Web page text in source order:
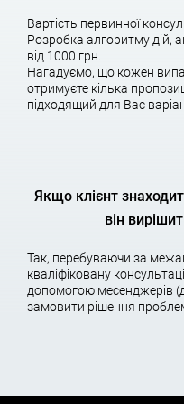
«Геокадастра» у м.
(присвоєння кадастрового
5) Замовник замовляє акт
Департаменті контролю
7) замовник подає заяву
послуг на ім’я
земельної ділянки у
8) Питання винесло на сесію
9) замовник замикається в
СКІЛЬКИ ЗЕМЛІ
Вартість первинної
Розробка алгоритму дій,
від 1000 грн.
Нагадуємо, що кожен
отримуєте кілька
підходящий для Вас
Якщо клієнт
він
Так, перебуваючи за
кваліфіковану
допомогою месенджерів
замовити рішення